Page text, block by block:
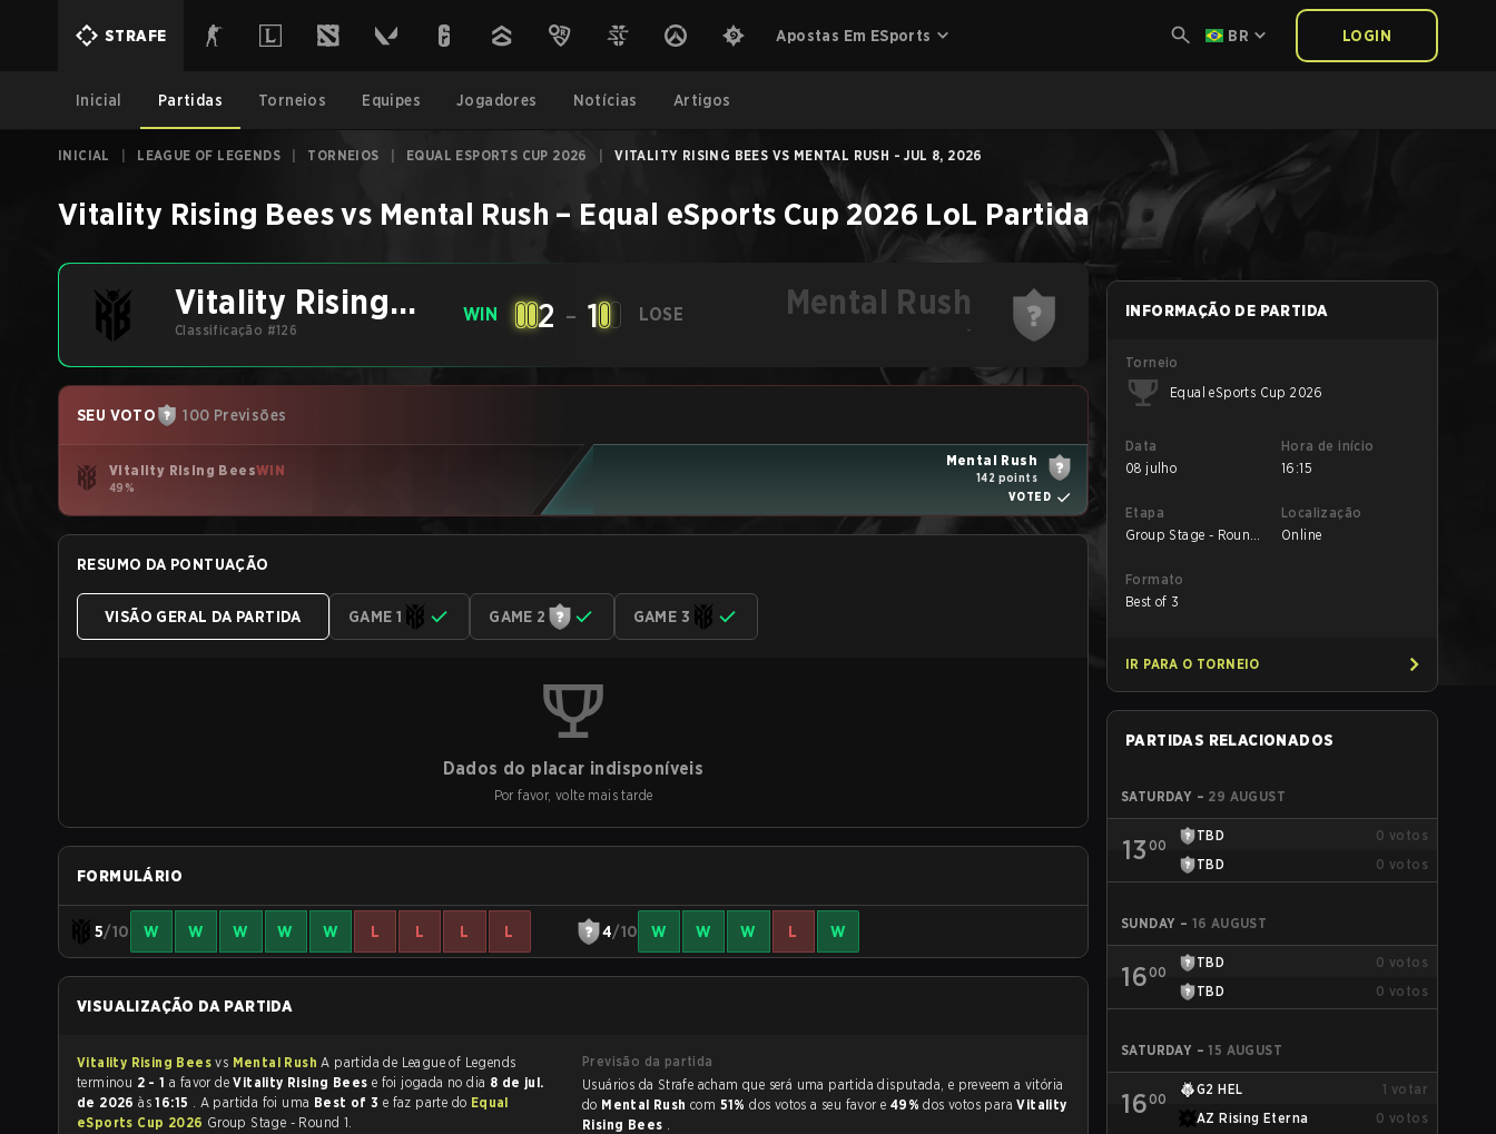
STRAFE Apostas Em ESports BR LOGIN
Inicial Partidas Torneios Equipes Jogadores Notícias Artigos
INICIAL LEAGUE OF LEGENDS TORNEIOS EQUAL ESPORTS CUP 2026 VITALITY RISING BEES VS MENTAL RUSH - JUL 8, 2026
Vitality Rising Beesvs Mental Rush – Equal eSports Cup 2026 LoL Partida
Vitality Rising
Bees
Classificação #126
WIN 2 - 1 LOSE Mental Rush
-
SEU VOTO 100 Previsões
Vitality Rising BeesWIN
49%
Mental Rush
142 points
VOTED
RESUMO DA PONTUAÇÃO
VISÃO GERAL DA PARTIDA GAME 1 GAME 2 GAME 3
Dados do placar indisponíveis
Por favor, volte mais tarde
FORMULÁRIO
5/10 W W W W W L L L L 4/10 W W W L W
VISUALIZAÇÃO DA PARTIDA
Vitality Rising Beesvs Mental RushA partida de League of Legends
terminou 2 - 1 a favor deVitality Rising Bees e foi jogada no dia 8 de jul.
de 2026às16:15 . A partida foi uma Best of 3 e faz parte do Equal
eSports Cup 2026 Group Stage - Round 1.
Previsão da partida
Usuários da Strafe acham que será uma partida disputada, e preveem a vitória
do Mental Rush com 51%dos votos a seu favor e 49%dos votos paraVitality
Rising Bees .
INFORMAÇÃO DE PARTIDA
Torneio
Equal eSports Cup 2026
Data
08 julho
Hora de início
16:15
Etapa
Group Stage - Round
Localização
Online
Formato
Best of 3
IR PARA O TORNEIO
PARTIDAS RELACIONADOS
SATURDAY – 29 AUGUST
13 00
TBD 0 votos
TBD
0 votos
SUNDAY – 16 AUGUST
1600
TBD 0 votos
TBD
0 votos
SATURDAY – 15 AUGUST
1600
G2 HEL 1 votar
AZ Rising Eterna
0 votos